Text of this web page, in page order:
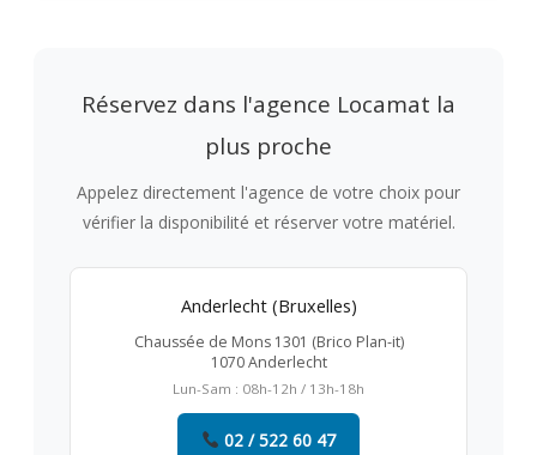
Réservez dans l'agence Locamat la
plus proche
Appelez directement l'agence de votre choix pour
vérifier la disponibilité et réserver votre matériel.
Anderlecht (Bruxelles)
Chaussée de Mons 1301 (Brico Plan-it)
1070 Anderlecht
Lun-Sam : 08h-12h / 13h-18h
02 / 522 60 47